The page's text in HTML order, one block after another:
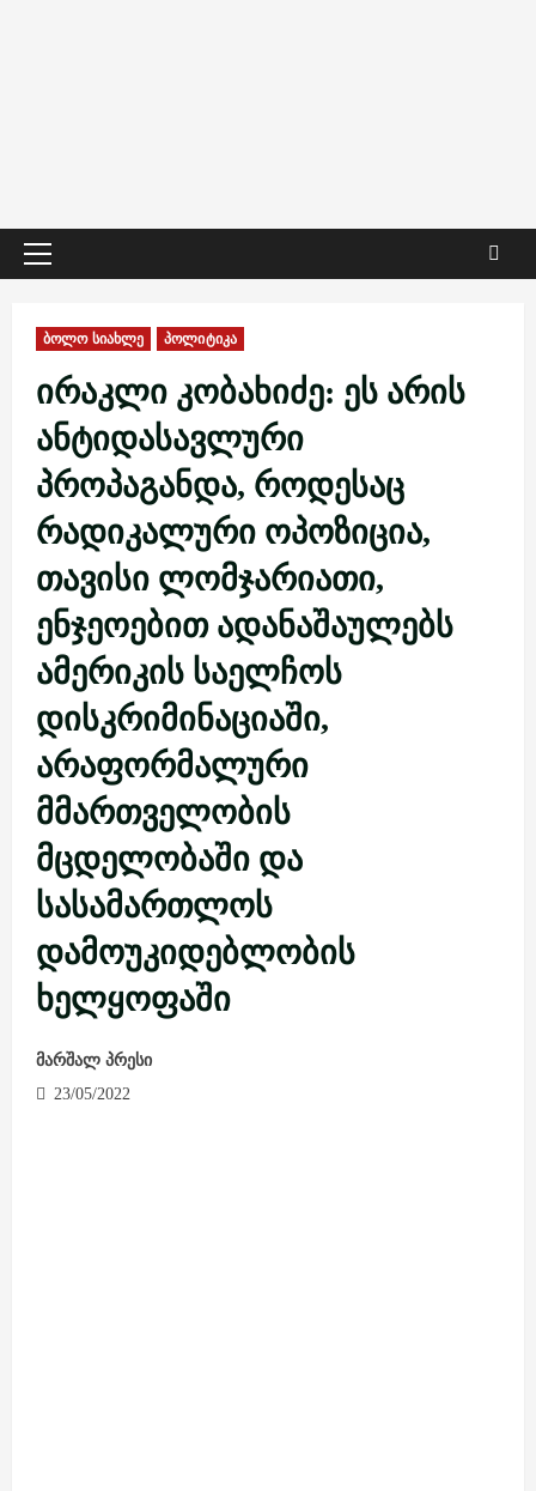
Primary
ბოლო სიახლე პოლიტიკა
ირაკლი კობახიძე: ეს არის
ანტიდასავლური
პროპაგანდა, როდესაც
რადიკალური ოპოზიცია,
თავისი ლომჯარიათი,
ენჯეოებით ადანაშაულებს
ამერიკის საელჩოს
დისკრიმინაციაში,
არაფორმალური
მმართველობის
მცდელობაში და
სასამართლოს
დამოუკიდებლობის
ხელყოფაში
მარშალ პრესი
23/05/2022